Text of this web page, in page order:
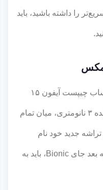
را داشته باشید، باید
مطمئناً بزرگ‌ترین تغییر را باید به حساب چیپست آیفون ۱۵
پرومکس نوشت. جایی که تنها پردازنده ۳ نانومتری، میان تمام
جدید خود نام
جدیدی هم دست و پا کرده و از این به بعد جای Bionic، باید به